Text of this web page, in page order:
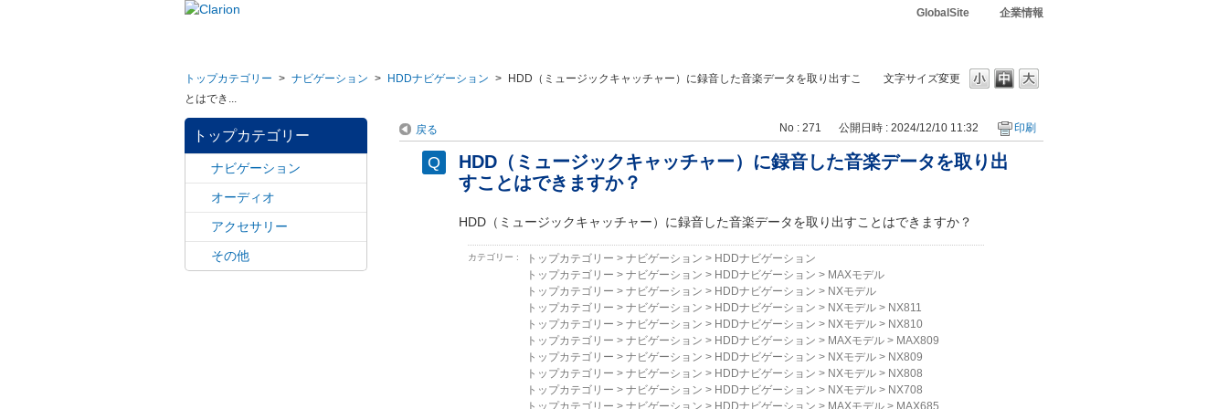
GlobalSite 企業情報
文字サイズ変更
トップカテゴリー > ナビゲーション > HDDナビゲーション >
HDD（ミュージックキャッチャー）に録音した音楽データを取り出すこ
とはでき...
トップカテゴリー
ナビゲーション
オーディオ
アクセサリー
その他
戻る No : 271 公開日時 : 2024/12/10 11:32 印刷
HDD（ミュージックキャッチャー）に録音した音楽データを取り出
すことはできますか？
HDD（ミュージックキャッチャー）に録音した音楽データを取り出すことはできますか？
カテゴリー : トップカテゴリー > ナビゲーション > HDDナビゲーション
トップカテゴリー > ナビゲーション > HDDナビゲーション > MAXモデル
トップカテゴリー > ナビゲーション > HDDナビゲーション > NXモデル
トップカテゴリー > ナビゲーション > HDDナビゲーション > NXモデル > NX811
トップカテゴリー > ナビゲーション > HDDナビゲーション > NXモデル > NX810
トップカテゴリー > ナビゲーション > HDDナビゲーション > MAXモデル > MAX809
トップカテゴリー > ナビゲーション > HDDナビゲーション > NXモデル > NX809
トップカテゴリー > ナビゲーション > HDDナビゲーション > NXモデル > NX808
トップカテゴリー > ナビゲーション > HDDナビゲーション > NXモデル > NX708
トップカテゴリー > ナビゲーション > HDDナビゲーション > MAXモデル > MAX685